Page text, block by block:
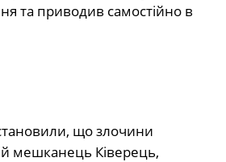
та приводив самостійно в
що злочини
мешканець Ківерець,